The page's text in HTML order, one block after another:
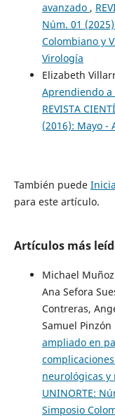
avanzado ,
Núm. 01
Colombiano y
Virología
Elizabeth
Aprendiendo
REVISTA
(2016): Mayo -
También puede
para este artículo.
Artículos más
Michael
Ana Sefora
Contreras,
Samuel Pinzón
ampliado en
neurológicas y
UNINORTE:
Simposio